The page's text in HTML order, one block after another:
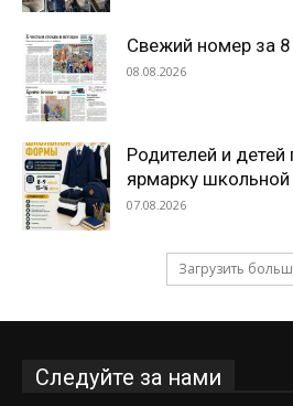
Свежий номер за 8
08.08.2026
Родителей и
ярмарку
07.08.2026
Загрузить
Следуйте за нами